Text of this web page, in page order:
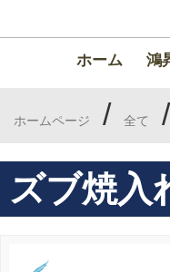
ホーム 鴻
ホームページ / 全て /
ズブ焼